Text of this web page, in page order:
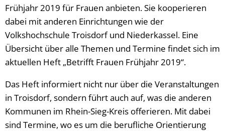
Frühjahr 2019 für Frauen anbieten. Sie kooperieren
dabei mit anderen Einrichtungen wie der
Volkshochschule Troisdorf und Niederkassel. Eine
Übersicht über alle Themen und Termine findet sich im
aktuellen Heft „Betrifft Frauen Frühjahr 2019“.
Das Heft informiert nicht nur über die Veranstaltungen
in Troisdorf, sondern führt auch auf, was die anderen
Kommunen im Rhein-Sieg-Kreis offerieren. Mit dabei
sind Termine, wo es um die berufliche Orientierung